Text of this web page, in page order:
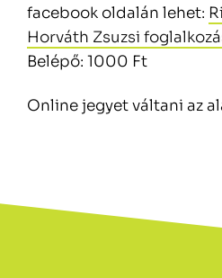
facebook oldalán lehet:
Horváth Zsuzsi
Belépő: 1000 Ft
Online jegyet váltani az